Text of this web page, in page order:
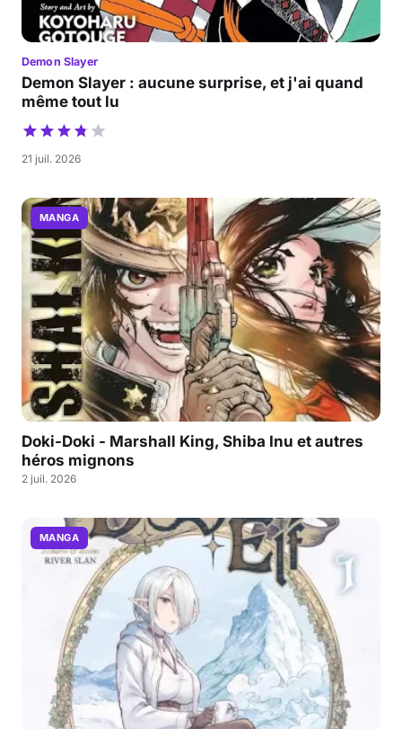
Demon Slayer
Demon Slayer : aucune surprise, et j'ai quand
même tout lu
21 juil. 2026
MANGA
Doki-Doki - Marshall King, Shiba Inu et autres
héros mignons
2 juil. 2026
MANGA